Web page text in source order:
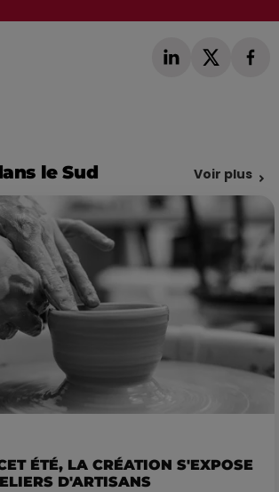
le Sud Voir plus
ÉTÉ, LA CRÉATION S'EXPOSE
D'ARTISANS